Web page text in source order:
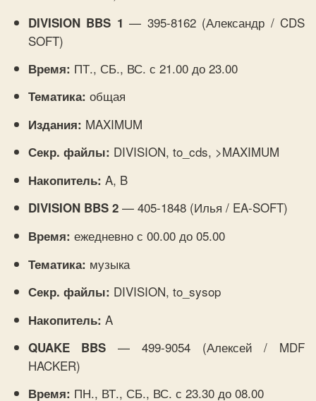
DIVISION BBS 1 — 395-8162 (Александр / CDS
SOFT)
Время: ПТ., СБ., ВС. с 21.00 до 23.00
Тематика: общая
Издания: MAXIMUM
Секр. файлы: DIVISION, to_cds, >MAXIMUM
Накопитель: A, B
DIVISION BBS 2— 405-1848 (Илья / EA-SOFT)
Время: ежедневно с 00.00 до 05.00
Тематика: музыка
Секр. файлы: DIVISION, to_sysop
Накопитель: A
QUAKE BBS — 499-9054 (Алексей / MDF
HACKER)
Время: ПН., ВТ., СБ., ВС. с 23.30 до 08.00